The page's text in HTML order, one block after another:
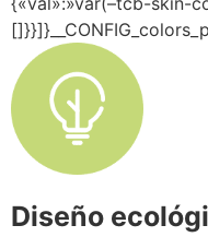
Diseño